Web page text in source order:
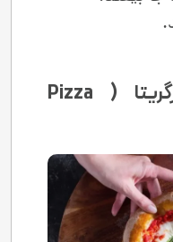
2- ایتالیا: پیتزا مارگریتا ( Pizza